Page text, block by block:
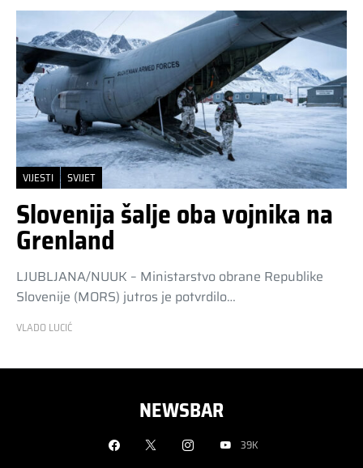
VIJESTI SVIJET
Slovenija šalje oba vojnika na
Grenland
LJUBLJANA/NUUK – Ministarstvo obrane Republike
Slovenije (MORS) jutros je potvrdilo…
VLADO LUCIĆ
NEWSBAR
39K